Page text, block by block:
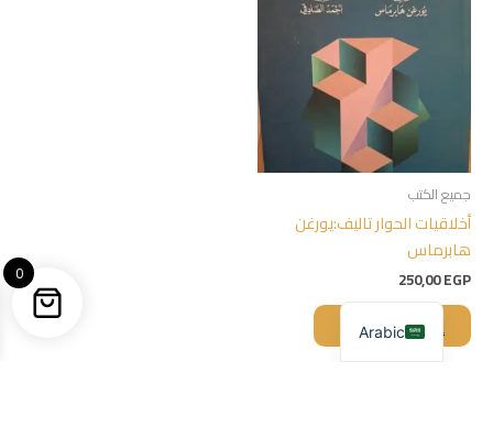
جميع الكتب
أخلاقيات الحوار تاليف:يورغن
هابرماس
250,00EGP
إضافة إلى السلة
0
Arabic